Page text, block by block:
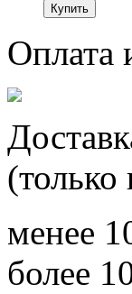
Оплата
(только
менее
более